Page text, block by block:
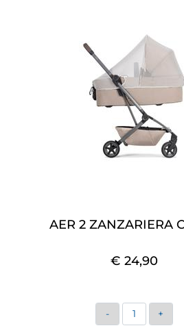
AER 2 ZANZARIERA
€ 24,90
Quantità